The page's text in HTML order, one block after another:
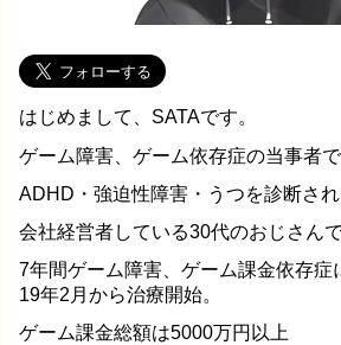
はじめまして、SATAです。
ゲーム障害、ゲーム依存症の当事者で
ADHD・強迫性障害・うつを診断され
会社経営者している30代のおじさんで
7年間ゲーム障害、ゲーム課金依存症
19年2月から治療開始。
ゲーム課金総額は5000万円以上